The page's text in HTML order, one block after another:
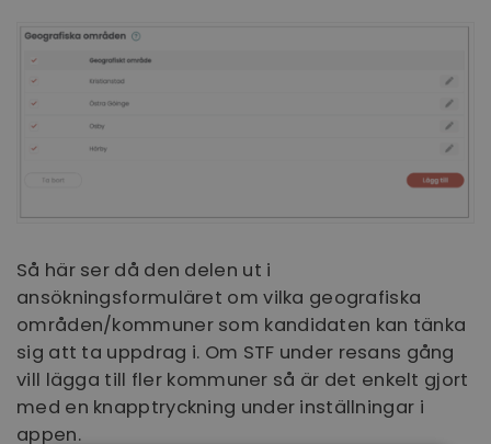
Så här ser då den delen ut i
ansökningsformuläret om vilka geografiska
områden/kommuner som kandidaten kan tänka
sig att ta uppdrag i. Om STF under resans gång
vill lägga till fler kommuner så är det enkelt gjort
med en knapptryckning under inställningar i
appen.